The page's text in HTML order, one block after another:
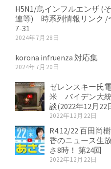
H5N1/鳥インフルエンザ (
連等) 時系列情報リンク /
7-31
2024年7月28日
korona infruenza 対応集
2024年7月20日
ゼレンスキー氏
米 バイデン大
談(2022年12月22
2022年12月22日
R4.12/22 百田尚
香のニュース生
さ8時！ 第24回
2022年12月22日